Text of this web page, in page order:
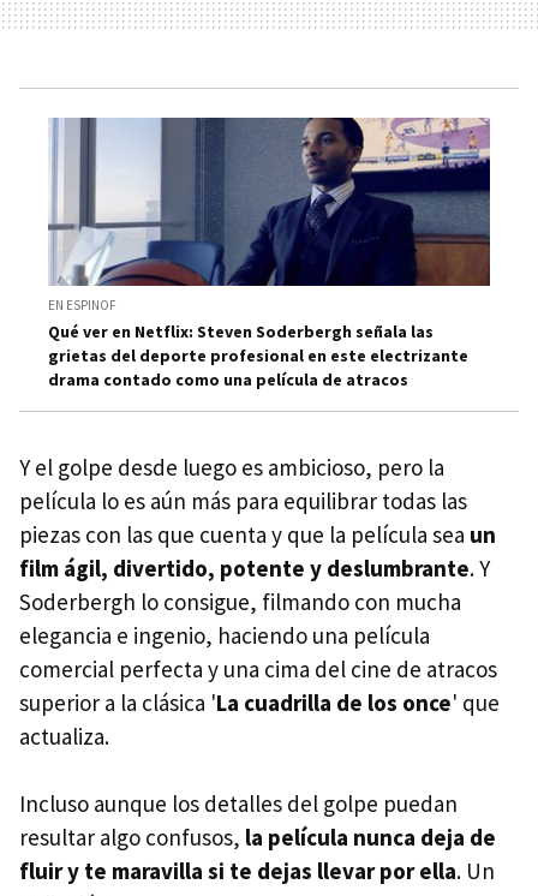
EN ESPINOF
Qué ver en Netflix: Steven Soderbergh señala las
grietas del deporte profesional en este electrizante
drama contado como una película de atracos
Y el golpe desde luego es ambicioso, pero la
película lo es aún más para equilibrar todas las
piezas con las que cuenta y que la película sea un
film ágil, divertido, potente y deslumbrante. Y
Soderbergh lo consigue, filmando con mucha
elegancia e ingenio, haciendo una película
comercial perfecta y una cima del cine de atracos
superior a la clásica 'La cuadrilla de los once' que
actualiza.
Incluso aunque los detalles del golpe puedan
resultar algo confusos, la película nunca deja de
fluir y te maravilla si te dejas llevar por ella. Un